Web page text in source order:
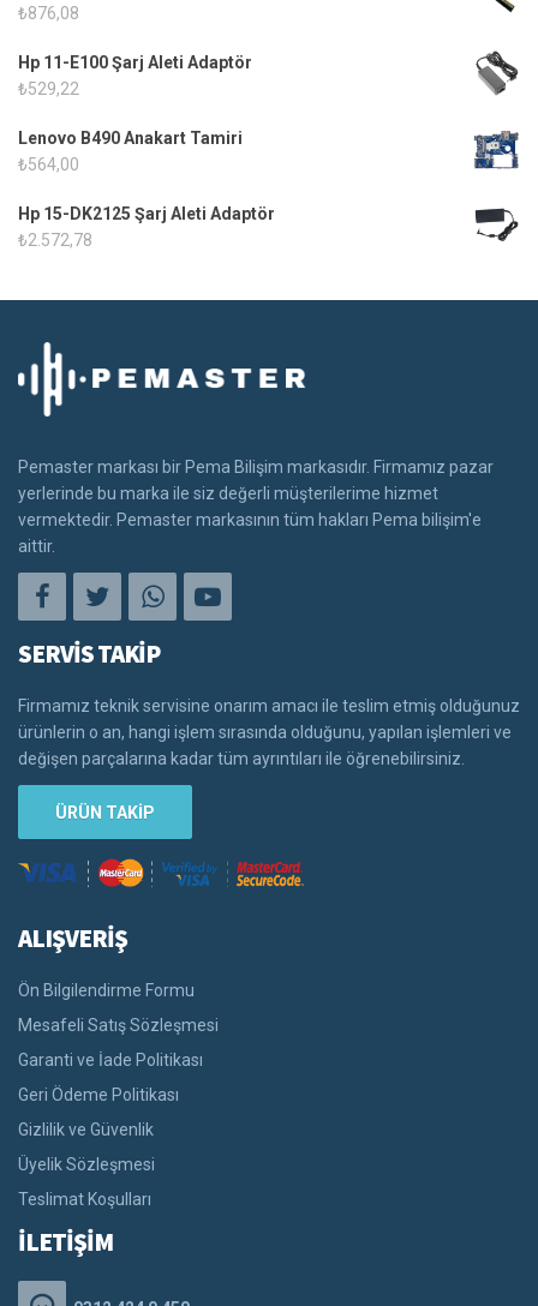
₺876,08
Hp 11-E100 Şarj Aleti Adaptör
₺529,22
Lenovo B490 Anakart Tamiri
₺564,00
Hp 15-DK2125 Şarj Aleti Adaptör
₺2.572,78
Pemaster markası bir Pema Bilişim markasıdır. Firmamız pazar
yerlerinde bu marka ile siz değerli müşterilerime hizmet
vermektedir. Pemaster markasının tüm hakları Pema bilişim'e
aittir.
SERVİS TAKİP
Firmamız teknik servisine onarım amacı ile teslim etmiş olduğunuz
ürünlerin o an, hangi işlem sırasında olduğunu, yapılan işlemleri ve
değişen parçalarına kadar tüm ayrıntıları ile öğrenebilirsiniz.
ÜRÜN TAKİP
ALIŞVERİŞ
Ön Bilgilendirme Formu
Mesafeli Satış Sözleşmesi
Garanti ve İade Politikası
Geri Ödeme Politikası
Gizlilik ve Güvenlik
Üyelik Sözleşmesi
Teslimat Koşulları
İLETİŞİM